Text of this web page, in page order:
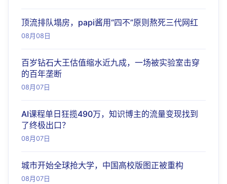
顶流排队塌房，papi酱用“四不”原则熬死三代网红
08月08日
百岁钻石大王估值缩水近九成，一场被实验室击穿
的百年垄断
08月07日
AI课程单日狂揽490万，知识博主的流量变现找到
了终极出口？
08月07日
城市开始全球抢大学，中国高校版图正被重构
08月07日